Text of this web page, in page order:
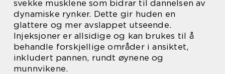
svekke musklene som bidrar til dannelsen av
dynamiske rynker. Dette gir huden en
glattere og mer avslappet utseende.
Injeksjoner er allsidige og kan brukes til å
behandle forskjellige områder i ansiktet,
inkludert pannen, rundt øynene og
munnvikene.